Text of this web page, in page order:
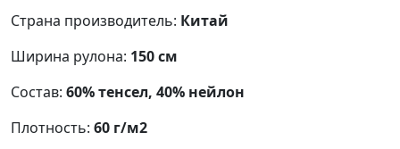
Страна производитель: Китай
Ширина рулона: 150 см
Состав: 60% тенсел, 40% нейлон
Плотность: 60 г/м2